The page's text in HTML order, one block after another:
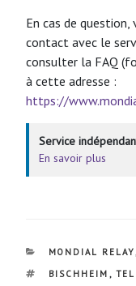
En cas de
contact avec le
consulter la FAQ
à cette adresse :
https://
Service
En savoir plus
CATÉGORIES
MONDIAL RELAY
ÉTIQUETTES
BISCHHEIM ,